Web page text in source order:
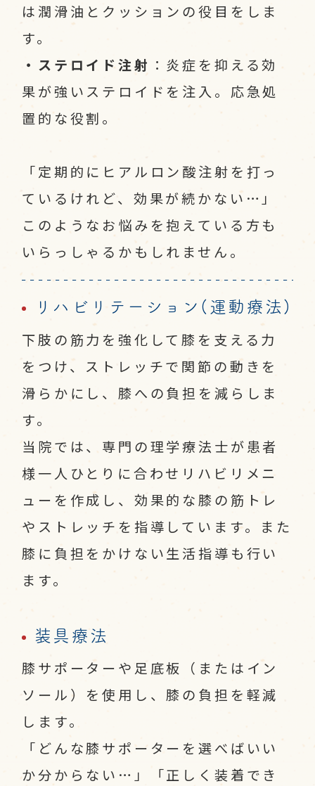
は潤滑油とクッションの役目をしま
す。
・ステロイド注射 ：炎症を抑える効
果が強いステロイドを注入。応急処
置的な役割。
「定期的にヒアルロン酸注射を打っ
ているけれど、効果が続かない…」
このようなお悩みを抱えている方も
いらっしゃるかもしれません。
リハビリテーション(運動療法)
下肢の筋力を強化して膝を支える力
をつけ、ストレッチで関節の動きを
滑らかにし、膝への負担を減らしま
す。
当院では、専門の理学療法士が患者
様一人ひとりに合わせリハビリメニ
ューを作成し、効果的な膝の筋トレ
やストレッチを指導しています。また
膝に負担をかけない生活指導も行い
ます。
装具療法
膝サポーターや足底板（またはイン
ソール）を使用し、膝の負担を軽減
します。
「どんな膝サポーターを選べばいい
か分からない…」「正しく装着でき